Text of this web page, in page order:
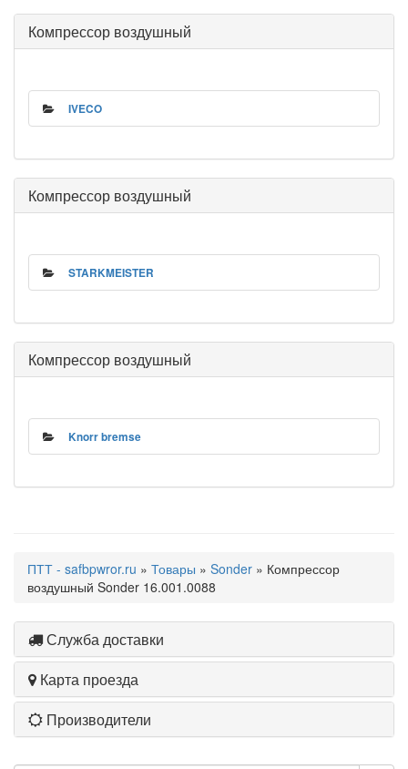
Компрессор воздушный
IVECO
Компрессор воздушный
STARKMEISTER
Компрессор воздушный
Knorr bremse
ПТТ - safbpwror.ru » Товары » Sonder » Компрессор
воздушный Sonder 16.001.0088
Служба доставки
Карта проезда
Производители